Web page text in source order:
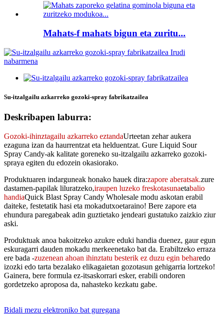
Mahats-f mahats bigun eta zuritu...
Su-itzalgailu azkarreko gozoki-spray fabrikatzailea
Deskribapen laburra:
Gozoki-ihinztagailu azkarreko eztandaUrteetan zehar aukera
ezaguna izan da haurrentzat eta helduentzat. Gure Liquid Sour
Spray Candy-ak kalitate goreneko su-itzalgailu azkarreko gozoki-
spraya egiten du edozein okasiorako.
Produktuaren indarguneak honako hauek dira:zapore aberatsak.zure
dastamen-papilak liluratzeko,iraupen luzeko freskotasunaetabalio
handiaQuick Blast Spray Candy Wholesale modu askotan erabil
daiteke, festetatik hasi eta mokadutxoetaraino! Bere zapore eta
ehundura paregabeak adin guztietako jendeari gustatuko zaizkio ziur
aski.
Produktuak anoa bakoitzeko azukre eduki handia duenez, gaur egun
eskuragarri dauden mokadu merkeenetako bat da. Erabiltzeko erraza
ere bada -zuzenean ahoan ihinztatu besterik ez duzu egin beharedo
izozki edo tarta bezalako elikagaietan gozotasun gehigarria lortzeko!
Gainera, bere formula ez-itsaskorrari esker, erabili ondoren
gordetzeko aproposa da, nahasteko kezkatu gabe.
Bidali mezu elektroniko bat guregana